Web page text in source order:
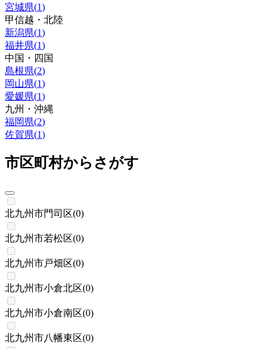
宮城県(1)
甲信越・北陸
新潟県(1)
福井県(1)
中国・四国
島根県(2)
岡山県(1)
愛媛県(1)
九州・沖縄
福岡県(2)
佐賀県(1)
市区町村からさがす
北九州市門司区(0)
北九州市若松区(0)
北九州市戸畑区(0)
北九州市小倉北区(0)
北九州市小倉南区(0)
北九州市八幡東区(0)